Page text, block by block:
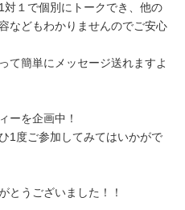
１で個別にトークでき、他の
などもわかりませんのでご安心
て簡単にメッセージ送れますよ
ーを企画中！
1度ご参加してみてはいかがで
とうございました！！